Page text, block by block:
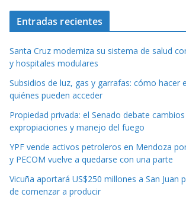
Entradas recientes
Santa Cruz moderniza su sistema de salud
y hospitales modulares
Subsidios de luz, gas y garrafas: cómo hacer
quiénes pueden acceder
Propiedad privada: el Senado debate
expropiaciones y manejo del fuego
YPF vende activos petroleros en Mendoza
y PECOM vuelve a quedarse con una parte
Vicuña aportará US$250 millones a San Juan
de comenzar a producir